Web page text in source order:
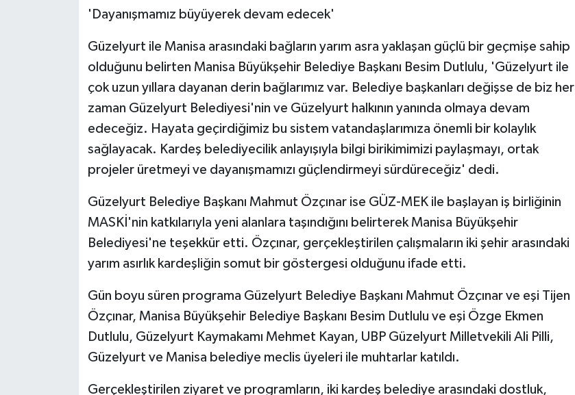
'Dayanışmamız büyüyerek devam edecek'
Güzelyurt ile Manisa arasındaki bağların yarım asra yaklaşan güçlü bir geçmişe sahip
olduğunu belirten Manisa Büyükşehir Belediye Başkanı Besim Dutlulu, 'Güzelyurt ile
çok uzun yıllara dayanan derin bağlarımız var. Belediye başkanları değişse de biz her
zaman Güzelyurt Belediyesi'nin ve Güzelyurt halkının yanında olmaya devam
edeceğiz. Hayata geçirdiğimiz bu sistem vatandaşlarımıza önemli bir kolaylık
sağlayacak. Kardeş belediyecilik anlayışıyla bilgi birikimimizi paylaşmayı, ortak
projeler üretmeyi ve dayanışmamızı güçlendirmeyi sürdüreceğiz' dedi.
Güzelyurt Belediye Başkanı Mahmut Özçınar ise GÜZ-MEK ile başlayan iş birliğinin
MASKİ'nin katkılarıyla yeni alanlara taşındığını belirterek Manisa Büyükşehir
Belediyesi'ne teşekkür etti. Özçınar, gerçekleştirilen çalışmaların iki şehir arasındaki
yarım asırlık kardeşliğin somut bir göstergesi olduğunu ifade etti.
Gün boyu süren programa Güzelyurt Belediye Başkanı Mahmut Özçınar ve eşi Tijen
Özçınar, Manisa Büyükşehir Belediye Başkanı Besim Dutlulu ve eşi Özge Ekmen
Dutlulu, Güzelyurt Kaymakamı Mehmet Kayan, UBP Güzelyurt Milletvekili Ali Pilli,
Güzelyurt ve Manisa belediye meclis üyeleri ile muhtarlar katıldı.
Gerçekleştirilen ziyaret ve programların, iki kardeş belediye arasındaki dostluk,